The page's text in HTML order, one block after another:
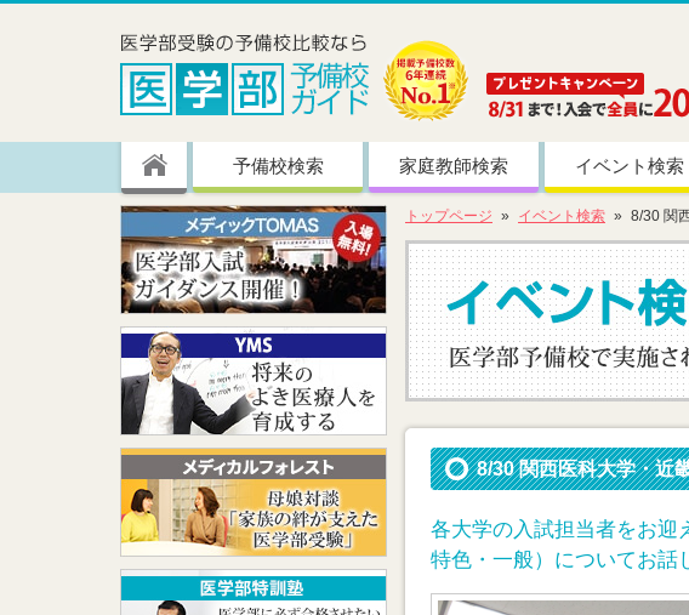
予備校検索 家庭教師検索 イベント検索
トップページ イベント検索 8/30 関
8/30 関西医科大学・近
各大学の入試担当者をお迎
特色・一般）についてお話